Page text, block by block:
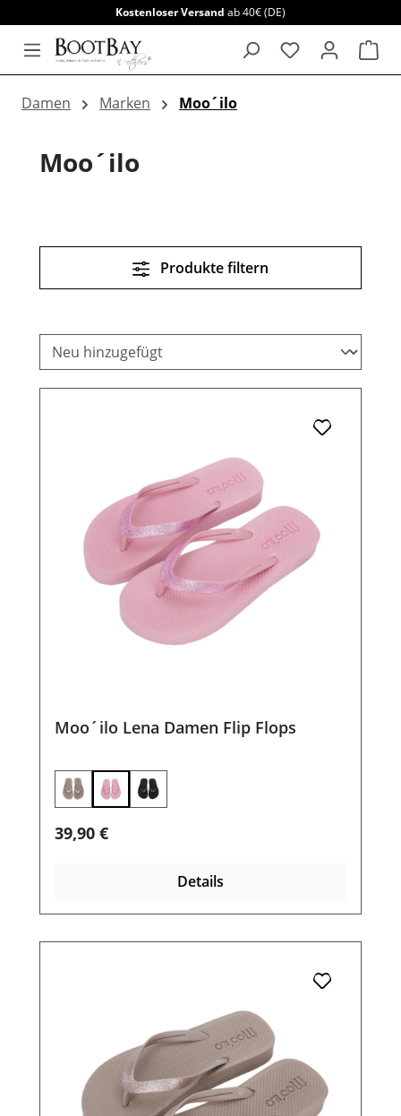
Kostenloser Versand ab 40€ (DE)
Damen Marken Moo´ilo
Moo´ilo
Produkte filtern
Moo´ilo Lena Damen Flip Flops
Regulärer Preis:
39,90 €
Details